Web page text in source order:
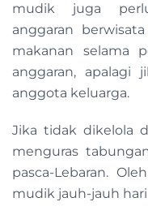
mudik juga
anggaran
makanan selama
anggaran, apalagi
anggota keluarga.
Jika tidak dikelola
menguras
pasca-Lebaran.
mudik jauh-jauh